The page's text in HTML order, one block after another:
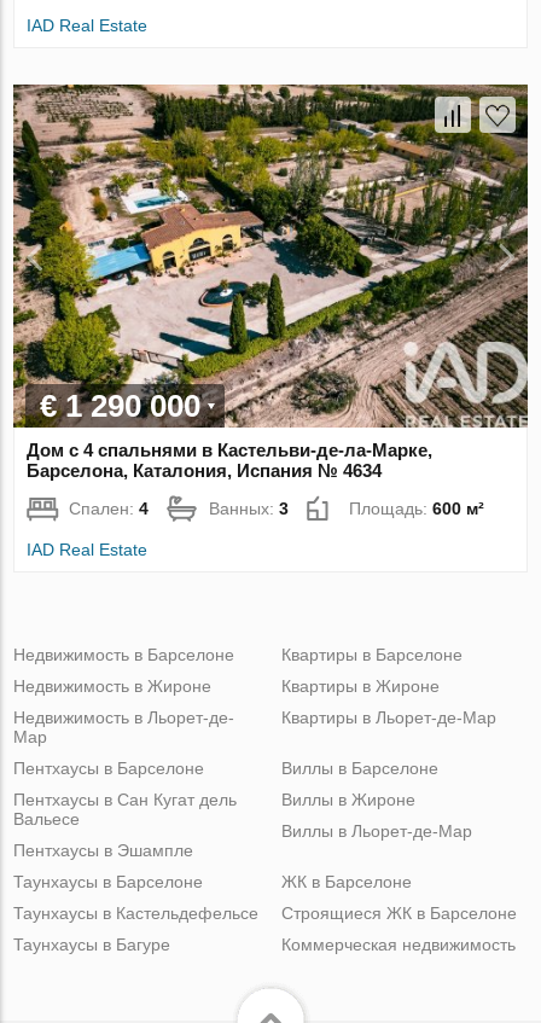
IAD Real Estate
€ 1 290 000
Дом с 4 спальнями в Кастельви-де-ла-Марке,
Барселона, Каталония, Испания № 4634
Спален:4 Ванных:3 Площадь:600 м²
IAD Real Estate
Недвижимость в Барселоне
Недвижимость в Жироне
Недвижимость в Льорет-де-
Мар
Квартиры в Барселоне
Квартиры в Жироне
Квартиры в Льорет-де-Мар
Пентхаусы в Барселоне
Пентхаусы в Сан Кугат дель
Вальесе
Пентхаусы в Эшампле
Виллы в Барселоне
Виллы в Жироне
Виллы в Льорет-де-Мар
Таунхаусы в Барселоне
Таунхаусы в Кастельдефельсе
Таунхаусы в Багуре
ЖК в Барселоне
Строящиеся ЖК в Барселоне
Коммерческая недвижимость